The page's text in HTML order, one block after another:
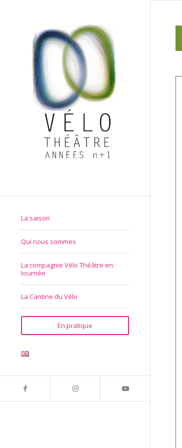
La saison
Qui nous sommes
La compagnie Vélo Théâtre en
tournée
La Cantine du Vélo
En pratique